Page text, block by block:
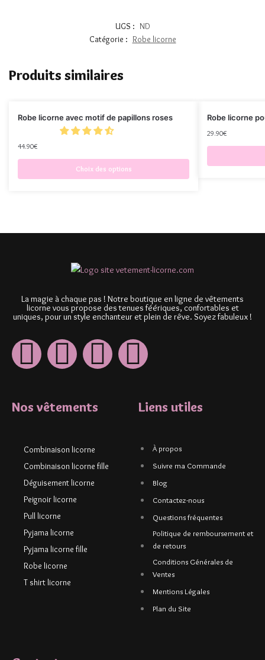
UGS : ND
Catégorie : Robe licorne
Produits similaires
Robe licorne avec motif de papillons roses
44.90€
Choix des options
Robe licorne
29.90€
La magie à chaque pas ! Notre boutique en ligne de vêtements
licorne vous propose des tenues féériques, confortables et
uniques, pour un style enchanteur et plein de rêve. Soyez fabuleux !
Nos vêtements
Combinaison licorne
Combinaison licorne fille
Déguisement licorne
Peignoir licorne
Pull licorne
Pyjama licorne
Pyjama licorne fille
Robe licorne
T shirt licorne
Liens utiles
À propos
Suivre ma Commande
Blog
Contactez-nous
Questions fréquentes
Politique de remboursement et
de retours
Conditions Générales de
Ventes
Mentions Légales
Plan du Site